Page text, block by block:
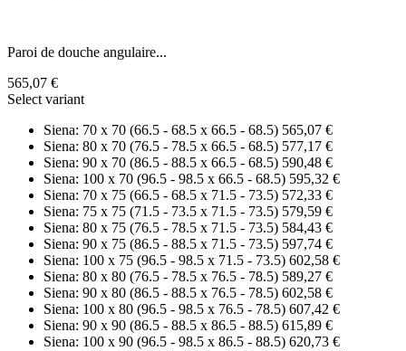
Paroi de douche angulaire...
565,07 €
Select variant
Siena: 70 x 70 (66.5 - 68.5 x 66.5 - 68.5) 565,07 €
Siena: 80 x 70 (76.5 - 78.5 x 66.5 - 68.5) 577,17 €
Siena: 90 x 70 (86.5 - 88.5 x 66.5 - 68.5) 590,48 €
Siena: 100 x 70 (96.5 - 98.5 x 66.5 - 68.5) 595,32 €
Siena: 70 x 75 (66.5 - 68.5 x 71.5 - 73.5) 572,33 €
Siena: 75 x 75 (71.5 - 73.5 x 71.5 - 73.5) 579,59 €
Siena: 80 x 75 (76.5 - 78.5 x 71.5 - 73.5) 584,43 €
Siena: 90 x 75 (86.5 - 88.5 x 71.5 - 73.5) 597,74 €
Siena: 100 x 75 (96.5 - 98.5 x 71.5 - 73.5) 602,58 €
Siena: 80 x 80 (76.5 - 78.5 x 76.5 - 78.5) 589,27 €
Siena: 90 x 80 (86.5 - 88.5 x 76.5 - 78.5) 602,58 €
Siena: 100 x 80 (96.5 - 98.5 x 76.5 - 78.5) 607,42 €
Siena: 90 x 90 (86.5 - 88.5 x 86.5 - 88.5) 615,89 €
Siena: 100 x 90 (96.5 - 98.5 x 86.5 - 88.5) 620,73 €